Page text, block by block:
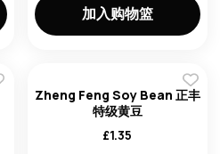
加入购物篮
Zheng Feng Soy Bean 正丰
特级黄豆
£1.35